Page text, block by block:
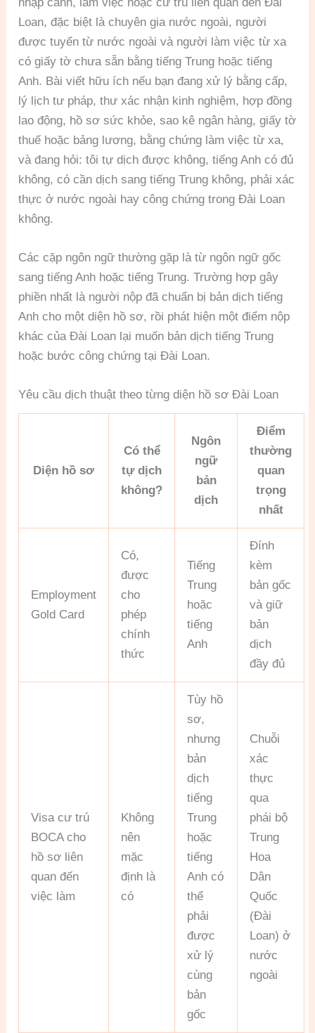
Loan, đặc biệt là chuyên gia nước ngoài, người
được tuyển từ nước ngoài và người làm việc từ xa
có giấy tờ chưa sẵn bằng tiếng Trung hoặc tiếng
Anh. Bài viết hữu ích nếu bạn đang xử lý bằng cấp,
lý lịch tư pháp, thư xác nhận kinh nghiệm, hợp đồng
lao động, hồ sơ sức khỏe, sao kê ngân hàng, giấy tờ
thuế hoặc bảng lương, bằng chứng làm việc từ xa,
và đang hỏi: tôi tự dịch được không, tiếng Anh có đủ
không, có cần dịch sang tiếng Trung không, phải xác
thực ở nước ngoài hay công chứng trong Đài Loan
không.
Các cặp ngôn ngữ thường gặp là từ ngôn ngữ gốc
sang tiếng Anh hoặc tiếng Trung. Trường hợp gây
phiền nhất là người nộp đã chuẩn bị bản dịch tiếng
Anh cho một diện hồ sơ, rồi phát hiện một điểm nộp
khác của Đài Loan lại muốn bản dịch tiếng Trung
hoặc bước công chứng tại Đài Loan.
Yêu cầu dịch thuật theo từng diện hồ sơ Đài Loan
Diện hồ sơ
Có thể
tự dịch
không?
Ngôn
ngữ
bản
dịch
Điểm
thường
quan
trọng
nhất
Employment
Gold Card
Có,
được
cho
phép
chính
thức
Tiếng
Trung
hoặc
tiếng
Anh
Đính
kèm
bản gốc
và giữ
bản
dịch
đầy đủ
Visa cư trú
BOCA cho
hồ sơ liên
quan đến
việc làm
Không
nên
mặc
định là
có
Tùy hồ
sơ,
nhưng
bản
dịch
tiếng
Trung
hoặc
tiếng
Anh có
thể
phải
được
xử lý
cùng
bản
gốc
Chuỗi
xác
thực
qua
phái bộ
Trung
Hoa
Dân
Quốc
(Đài
Loan) ở
nước
ngoài